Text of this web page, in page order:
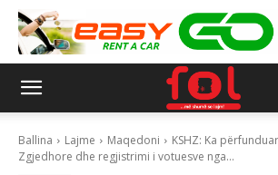
Ballina Lajme Maqedoni
KSHZ: Ka
Zgjedhore dhe regjistrimi i votuesve nga...